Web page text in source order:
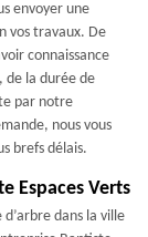
envoyer une
vos travaux. De
connaissance
de la durée de
par notre
nous vous
brefs délais.
Espaces Verts
dans la ville